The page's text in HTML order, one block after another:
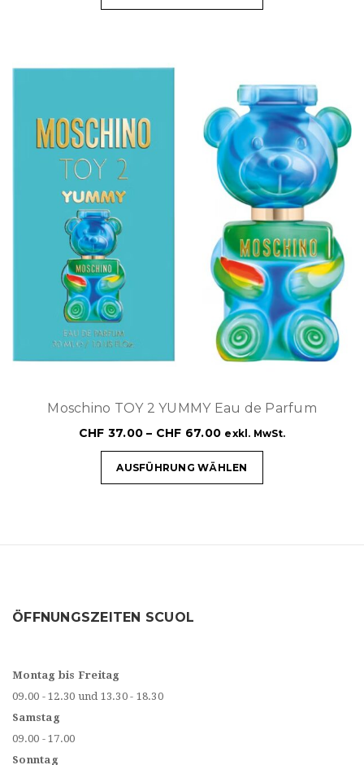
Moschino TOY 2 YUMMY Eau de Parfum
CHF 37.00 – CHF 67.00 exkl. MwSt.
AUSFÜHRUNG WÄHLEN
ÖFFNUNGSZEITEN SCUOL
Montag bis Freitag
09.00 - 12.30 und 13.30 - 18.30
Samstag
09.00 - 17.00
Sonntag